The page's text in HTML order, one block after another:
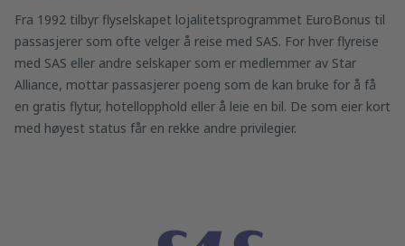
Fra 1992 tilbyr flyselskapet lojalitetsprogrammet EuroBonus til
passasjerer som ofte velger å reise med SAS. For hver flyreise
med SAS eller andre selskaper som er medlemmer av Star
Alliance, mottar passasjerer poeng som de kan bruke for å få
en gratis flytur, hotellopphold eller å leie en bil. De som eier kort
med høyest status får en rekke andre privilegier.